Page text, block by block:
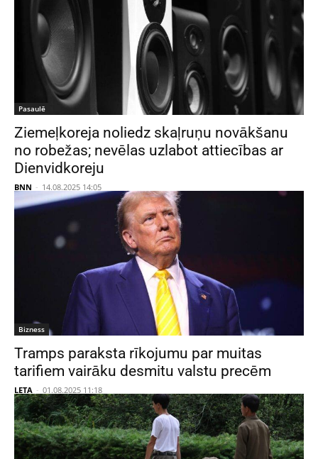
Pasaulē
Ziemeļkoreja noliedz skaļruņu novākšanu
no robežas; nevēlas uzlabot attiecības ar
Dienvidkoreju
BNN - 14.08.2025 14:05
Bizness
Tramps paraksta rīkojumu par muitas
tarifiem vairāku desmitu valstu precēm
LETA - 01.08.2025 11:18